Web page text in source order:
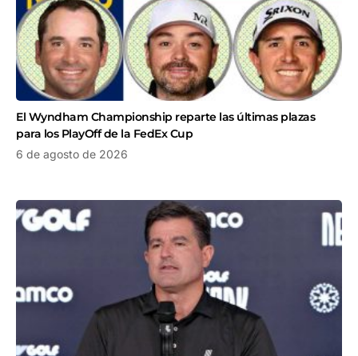
El Wyndham Championship reparte las últimas plazas
para los PlayOff de la FedEx Cup
6 de agosto de 2026